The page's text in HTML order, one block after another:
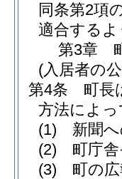
同条第2項
適合する
第3章
(入居者の
第4条
町長
方法によ
(1)
新聞
(2)
町庁
(3)
町の